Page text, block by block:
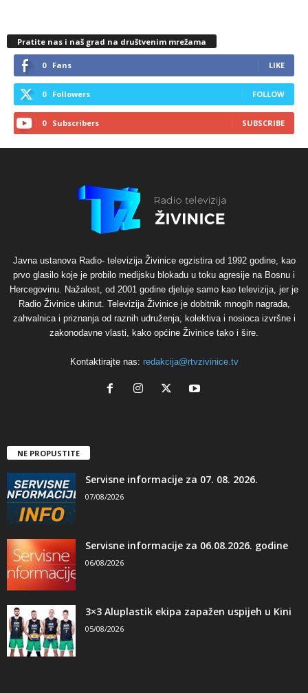
Pratite nas i naš grad na društvenim mrežama
0 Fans LIKE
0 Followers FOLLOW
0 Subscribers SUBSCRIBE
Javna ustanova Radio- televizija Živinice egzistira od 1992 godine, kao
prvo glasilo koje je probilo medijsku blokadu u toku agresije na Bosnu i
Hercegovinu. Nažalost, od 2001 godine djeluje samo kao televizija, jer je
Radio Živinice ukinut. Televizija Živinice je dobitnik mnogih nagrada,
zahvalnica i priznanja od raznih udruženja, kolektiva i nosioca izvršne i
zakonodavne vlasti, kako općine Živinice tako i šire.
Kontaktirajte nas: redakcija@rtvzivinice.tv
NE PROPUSTITE
Servisne informacije za 07. 08. 2026.
07/08/2026
Servisne informacije za 06.08.2026. godine
06/08/2026
3×3 Aluplastik ekipa zapažen uspijeh u Kini
05/08/2026